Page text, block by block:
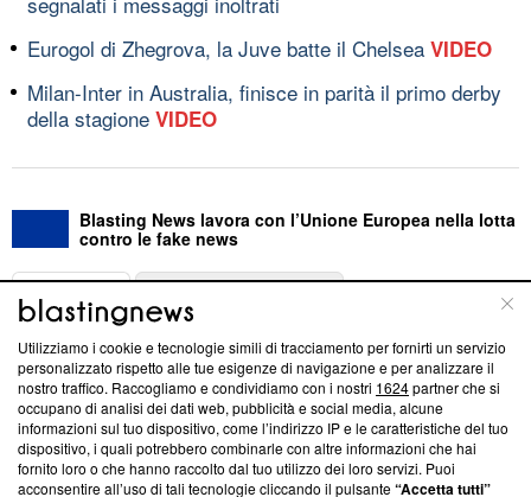
Eurogol di Zhegrova, la Juve batte il Chelsea VIDEO
Milan-Inter in Australia, finisce in parità il primo derby
della stagione VIDEO
Blasting News lavora con l’Unione Europea nella lotta
contro le fake news
ABOUT
Questa sezione offre informazioni trasparenti su Blasting
News, sui nostri processi editoriali e su come ci impegniamo a
creare news di qualità. Inoltre, afferma la nostra aderenza a
‘Trust Project - News with Integrity’Blasting News non è
ancora membro del programma, ma ha richiesto di farne
parte; Trust Project non ha ancora effettuato una verifica di
Utilizziamo i cookie e tecnologie simili di tracciamento per fornirti un servizio
personalizzato rispetto alle tue esigenze di navigazione e per analizzare il
nostro traffico. Raccogliamo e condividiamo con i nostri 1624partner che si
occupano di analisi dei dati web, pubblicità e social media, alcune
informazioni sul tuo dispositivo, come l’indirizzo IP e le caratteristiche del tuo
dispositivo, i quali potrebbero combinarle con altre informazioni che hai
fornito loro o che hanno raccolto dal tuo utilizzo dei loro servizi. Puoi
acconsentire all’uso di tali tecnologie cliccando il pulsante“Accetta tutti”